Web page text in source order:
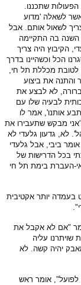
שתכננו.
לשאלה 'מדוע
לשאול אותם. אבל
בה התקיימה
היה צריך
וכשהיינו בדרך
מכללת תל חי,
את ביצוע
לא לבצע את
לבעיה שלו עם
אותנו', אמר לו
מבקש שתעבירו את
גדעון גלעדי לא
ביבי, אבל גלעדי
בכל הדרישות של
בימת תל חי
יותר אקטיבית
"אם לא אקבל את
עליה
יהיה קשה. לא
אומר ראש